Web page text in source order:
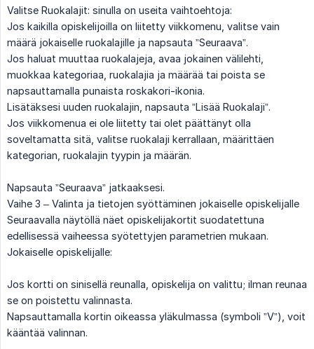
Valitse Ruokalajit: sinulla on useita vaihtoehtoja:
Jos kaikilla opiskelijoilla on liitetty viikkomenu, valitse vain
määrä jokaiselle ruokalajille ja napsauta ”Seuraava”.
Jos haluat muuttaa ruokalajeja, avaa jokainen välilehti,
muokkaa kategoriaa, ruokalajia ja määrää tai poista se
napsauttamalla punaista roskakori-ikonia.
Lisätäksesi uuden ruokalajin, napsauta ”Lisää Ruokalaji”.
Jos viikkomenua ei ole liitetty tai olet päättänyt olla
soveltamatta sitä, valitse ruokalaji kerrallaan, määrittäen
kategorian, ruokalajin tyypin ja määrän.
Napsauta ”Seuraava” jatkaaksesi.
Vaihe 3 – Valinta ja tietojen syöttäminen jokaiselle opiskelijalle
Seuraavalla näytöllä näet opiskelijakortit suodatettuna
edellisessä vaiheessa syötettyjen parametrien mukaan.
Jokaiselle opiskelijalle:
Jos kortti on sinisellä reunalla, opiskelija on valittu; ilman reunaa
se on poistettu valinnasta.
Napsauttamalla kortin oikeassa yläkulmassa (symboli ”V”), voit
kääntää valinnan.